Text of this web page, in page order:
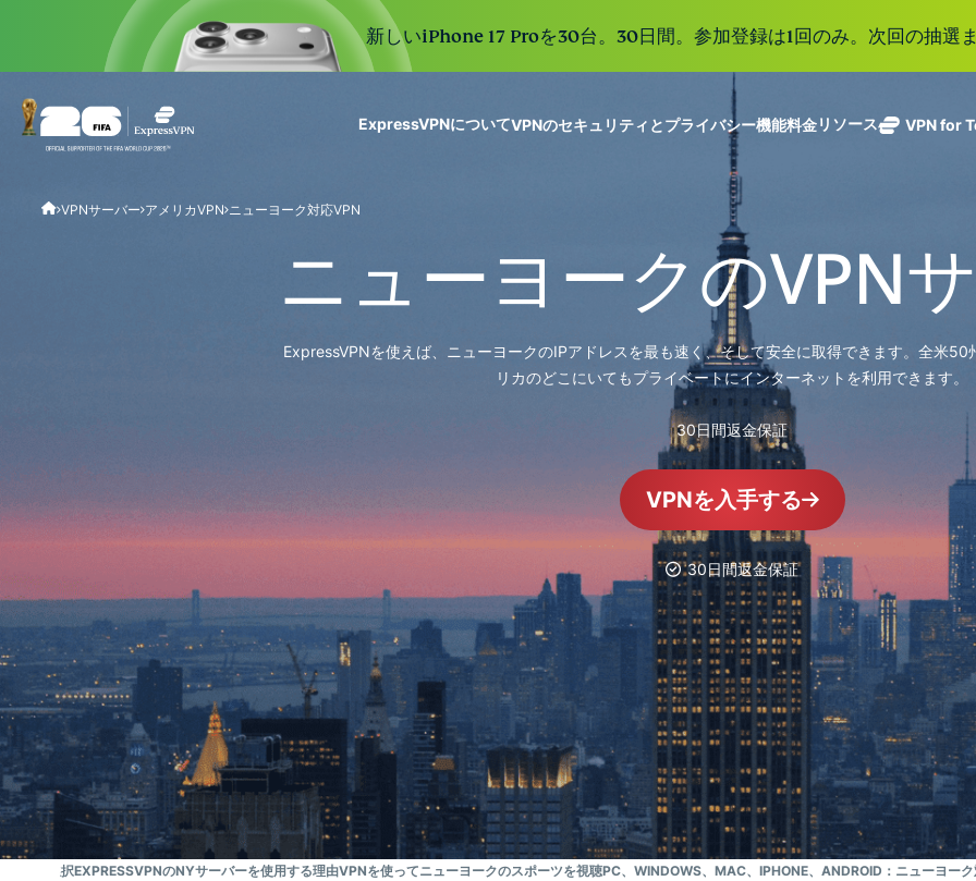
新しいiPhone 17 Proを30台。30日間。参加登録は1回のみ。次回の抽選
ExpressVPNについて
ノーログポリシー]
複数のデバイスで利用
オンラインサービスに安全にアクセス
すべての機能を見る
1つのサブスクリプシ
すべての製品を見る
VPNのセキュリティとプライバシー機能
Linux 新機能
料金リソース
VPNの使い方
VPN暗号化の仕
VPN for
VPN protection for growing teams. Easy
scale.
国のセキュア
なサーバーを
備えていま
トメールリレーサー
ビス。
ExpressKeys
安全なパスワ
ード管理や多
ど。
ExpressAI
機密コンピュ
ーティングを
採用した、プ
ライバシー重
視のインテリ
ジェンスを実
ンシューマー
向けAI。
Identity
Defender
ID保護・監
視・データ削
除を備えた強
力なツール
群。
eSIM
150以上の
と地域で
る無料
VPNサーバー アメリカVPN ニューヨーク対応VPN
ニューヨークのVPN
ExpressVPNを使えば、ニューヨークのIPアドレスを最も速く、そして安全に取得できます。全米50
リカのどこにいてもプライベートにインターネットを利用できます。
30日間返金保証
VPNを入手する
30日間返金保証
選ばれる信頼のVPN
米国対応おすすめVPN
ョンを選択EXPRESSVPNのNYサーバーを使用する理由VPNを使ってニューヨークのスポーツを視聴PC、WINDOWS、MAC、IPHONE、ANDROID：ニューヨー